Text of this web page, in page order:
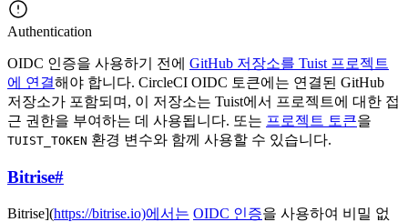
Authentication
OIDC 인증을 사용하기 전에 GitHub 저장소를 Tuist 프로젝트
에 연결해야 합니다. CircleCI OIDC 토큰에는 연결된 GitHub
저장소가 포함되며, 이 저장소는 Tuist에서 프로젝트에 대한 접
근 권한을 부여하는 데 사용됩니다. 또는 프로젝트 토큰을
TUIST_TOKEN 환경 변수와 함께 사용할 수 있습니다.
Bitrise#
Bitrise](https://bitrise.io)에서는 OIDC 인증을 사용하여 비밀 없